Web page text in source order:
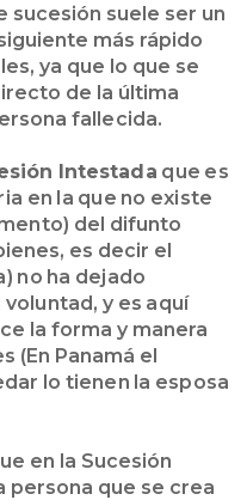
sucesión suele ser un
más rápido
ya que lo que se
de la última
fallecida.
Intestada que es
en la que no existe
del difunto
es decir el
no ha dejado
y es aquí
la forma y manera
(En Panamá el
lo tienen la esposa
en la Sucesión
que se crea